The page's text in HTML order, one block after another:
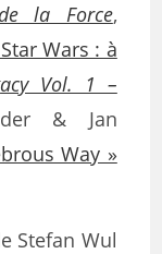
la Force,
Wars : à
Vol. 1 –
& Jan
Way »
Stefan Wul